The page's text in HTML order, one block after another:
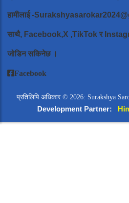
हामीलाई-
साथै, Facebook,X ,TikTok र
जोडिन सकिनेछ ।
Facebook
प्रतिलिपि अधिकार © 2026: Surakshya
Development Partner: